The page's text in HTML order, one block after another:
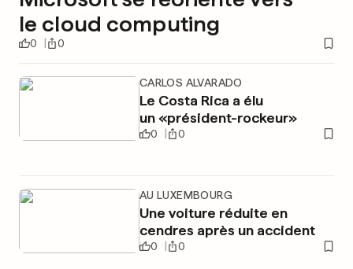
le cloud computing
0 0
CARLOS ALVARADO
Le Costa Rica a élu
un «président-rockeur»
0 0
AU LUXEMBOURG
Une voiture réduite en
cendres après un accident
0 0